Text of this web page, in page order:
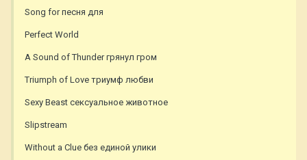
Song for песня для
Perfect World
A Sound of Thunder грянул гром
Triumph of Love триумф любви
Sexy Beast сексуальное животное
Slipstream
Without a Clue без единой улики